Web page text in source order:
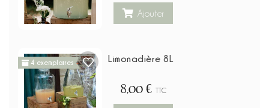
Ajouter
4 exemplaires Limonadière 8L
8,00 € TTC